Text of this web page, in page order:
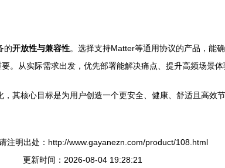
的开放性与兼容性。选择支持Matter等通用协议的产品，能
。从实际需求出发，优先部署能解决痛点、提升高频场景
其核心目标是为用户创造一个更安全、健康、舒适且高效节
注明出处：http://www.gayanezn.com/product/108.html
更新时间：2026-08-04 19:28:21